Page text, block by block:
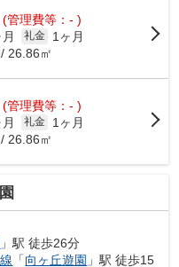
(管理費等：- )
礼金
1ヶ月
26.86㎡
(管理費等：- )
礼金
1ヶ月
26.86㎡
」駅 徒歩26分
「向ヶ丘遊園 」駅 徒歩15